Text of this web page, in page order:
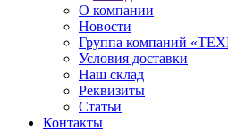
О компании
Новости
Группа компаний
Условия доставки
Наш склад
Реквизиты
Статьи
Контакты